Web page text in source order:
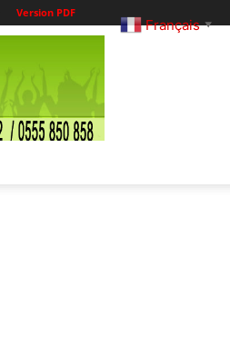
Version PDF
Français ▼